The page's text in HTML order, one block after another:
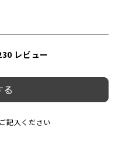
レビュー
記入ください